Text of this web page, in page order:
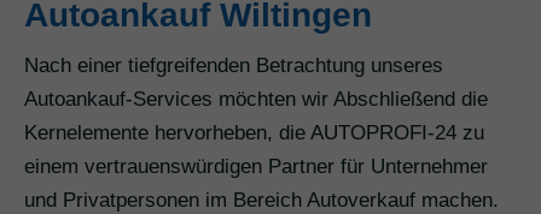
Autoankauf Wiltingen
Nach einer tiefgreifenden Betrachtung unseres
Autoankauf-Services möchten wir Abschließend die
Kernelemente hervorheben, die AUTOPROFI-24 zu
einem vertrauenswürdigen Partner für Unternehmer
und Privatpersonen im Bereich Autoverkauf machen.